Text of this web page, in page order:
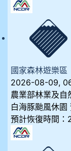
國家森林遊樂區
2026-08-09,
農業部林業及自
白海豚颱風休
預計恢復時間